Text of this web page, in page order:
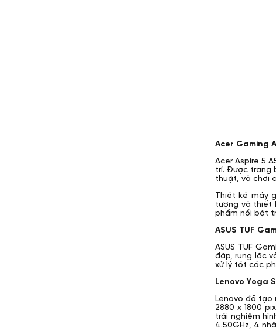
Acer Gaming
Acer Aspire 5
trí. Được trang
thuật, và chơi
Thiết kế máy
tượng và thiết
phẩm nổi bật
ASUS TUF
ASUS TUF
đập, rung lắc
xử lý tốt các
Lenovo Yoga
Lenovo đã tạo
2880 x 1800
trải nghiệm
4.50GHz, 4